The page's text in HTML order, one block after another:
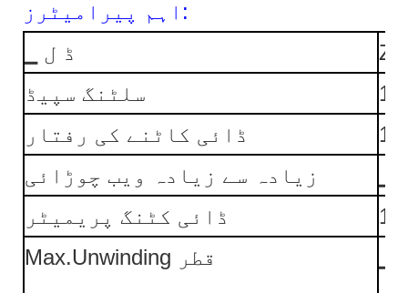
اہم پیرامیٹرز:
▁ ڈ ل
سلٹنگ سپیڈ
ڈائی کاٹنے کی رفتار
زیادہ سے زیادہ ویب چوڑائی
ڈائی کٹنگ پریمیٹر
Max.Unwinding قطر